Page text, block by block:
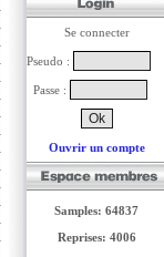
Se connecter
Pseudo :
Passe :
Ouvrir un compte
Samples: 64837
Reprises: 4006